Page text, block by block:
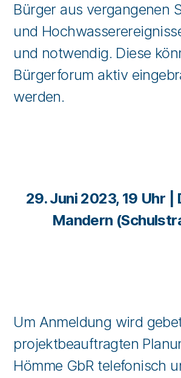
Bürger aus vergangenen
und
und notwendig. Diese
Bürgerforum aktiv
werden.
29. Juni 2023, 19 Uhr
Mandern
Um Anmeldung wird
projektbeauftragten
Hömme GbR telefonisch